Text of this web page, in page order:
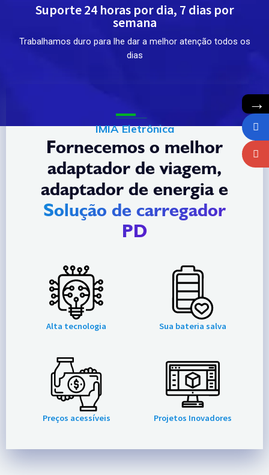
Suporte 24 horas por dia, 7 dias por
semana
Trabalhamos duro para lhe dar a melhor atenção todos os
dias
IMIA Eletrônica
Fornecemos o melhor
adaptador de viagem,
adaptador de energia e
Solução de carregador
PD
Alta tecnologia Sua bateria salva
Preços acessíveis Projetos Inovadores
→